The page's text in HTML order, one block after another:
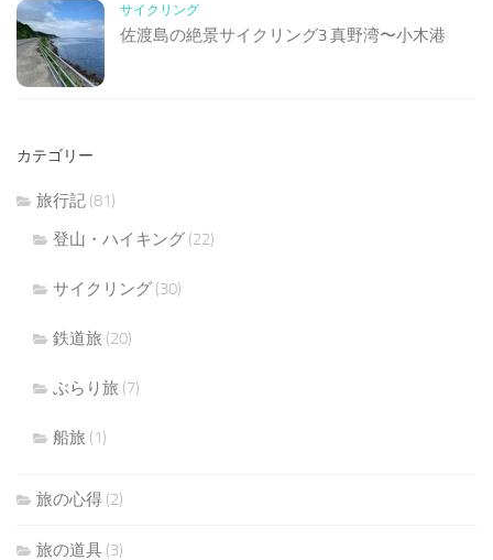
サイクリング
佐渡島の絶景サイクリング3 真野湾〜小木港
カテゴリー
旅行記 (81)
登山・ハイキング (22)
サイクリング (30)
鉄道旅 (20)
ぶらり旅 (7)
船旅 (1)
旅の心得 (2)
旅の道具 (3)